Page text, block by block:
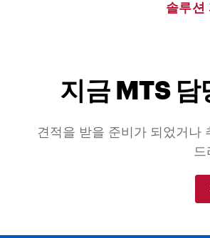
솔루션
지금 MTS 담
견적을 받을 준비가 되었거나
드